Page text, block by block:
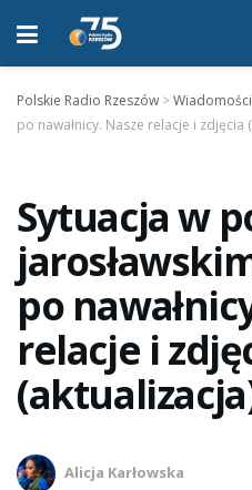
Polskie Radio Rzeszów >Wiadomości
po nawałnicy. Nasze relacje i zdjęcia
Sytuacja w
po
relacje i
Alicja Karłowska